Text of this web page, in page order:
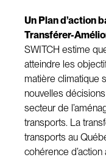
Un Plan d’action
Transférer-
SWITCH estime
atteindre les
matière climatique
nouvelles
secteur de
transports. La
transports au
cohérence d’action